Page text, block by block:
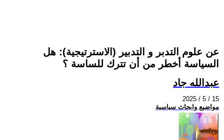
عن علوم التدبر و التدبير (الاسترتيجية): هل
السياسة أخطر من أن تترك للساسة ؟
عبدالله جاد
2025 / 5 / 15
مواضيع وابحاث سياسية